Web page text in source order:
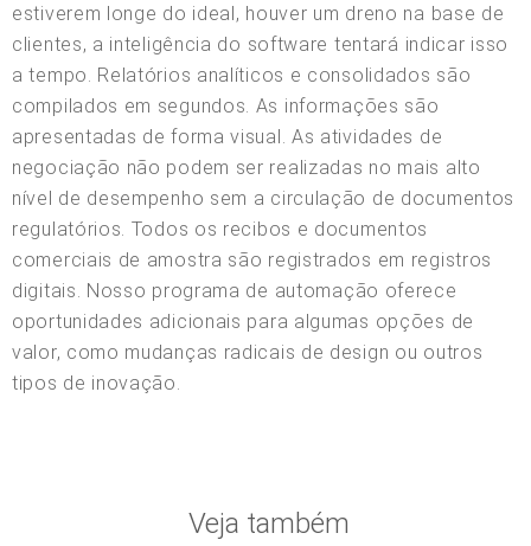
estiverem longe do ideal, houver um dreno na base de
clientes, a inteligência do software tentará indicar isso
a tempo. Relatórios analíticos e consolidados são
compilados em segundos. As informações são
apresentadas de forma visual. As atividades de
negociação não podem ser realizadas no mais alto
nível de desempenho sem a circulação de documentos
regulatórios. Todos os recibos e documentos
comerciais de amostra são registrados em registros
digitais. Nosso programa de automação oferece
oportunidades adicionais para algumas opções de
valor, como mudanças radicais de design ou outros
tipos de inovação.
Veja também